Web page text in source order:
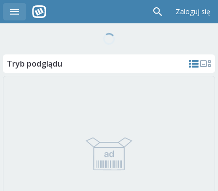
Zaloguj się
Tryb podglądu